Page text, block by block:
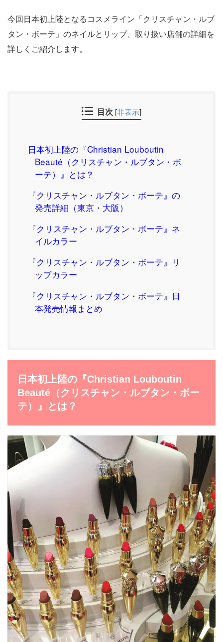
今回日本初上陸となるコスメライン「クリスチャン・ルブ
タン・ボーテ」のネイルとリップ、取り扱い店舗の詳細を
詳しくご紹介します。
目次 [非表示]
日本初上陸の『Christian Louboutin
Beauté（クリスチャン・ルブタン・ボ
ーテ）』とは？
『クリスチャン・ルブタン・ボーテ』の
発売詳細（東京・大阪）
『クリスチャン・ルブタン・ボーテ』ネ
イルカラー
『クリスチャン・ルブタン・ボーテ』リ
ップカラー
『クリスチャン・ルブタン・ボーテ』日
本発売情報まとめ
日本初上陸の『Christian Louboutin
Beauté（クリスチャン・ルブタン・ボー
テ）』とは？